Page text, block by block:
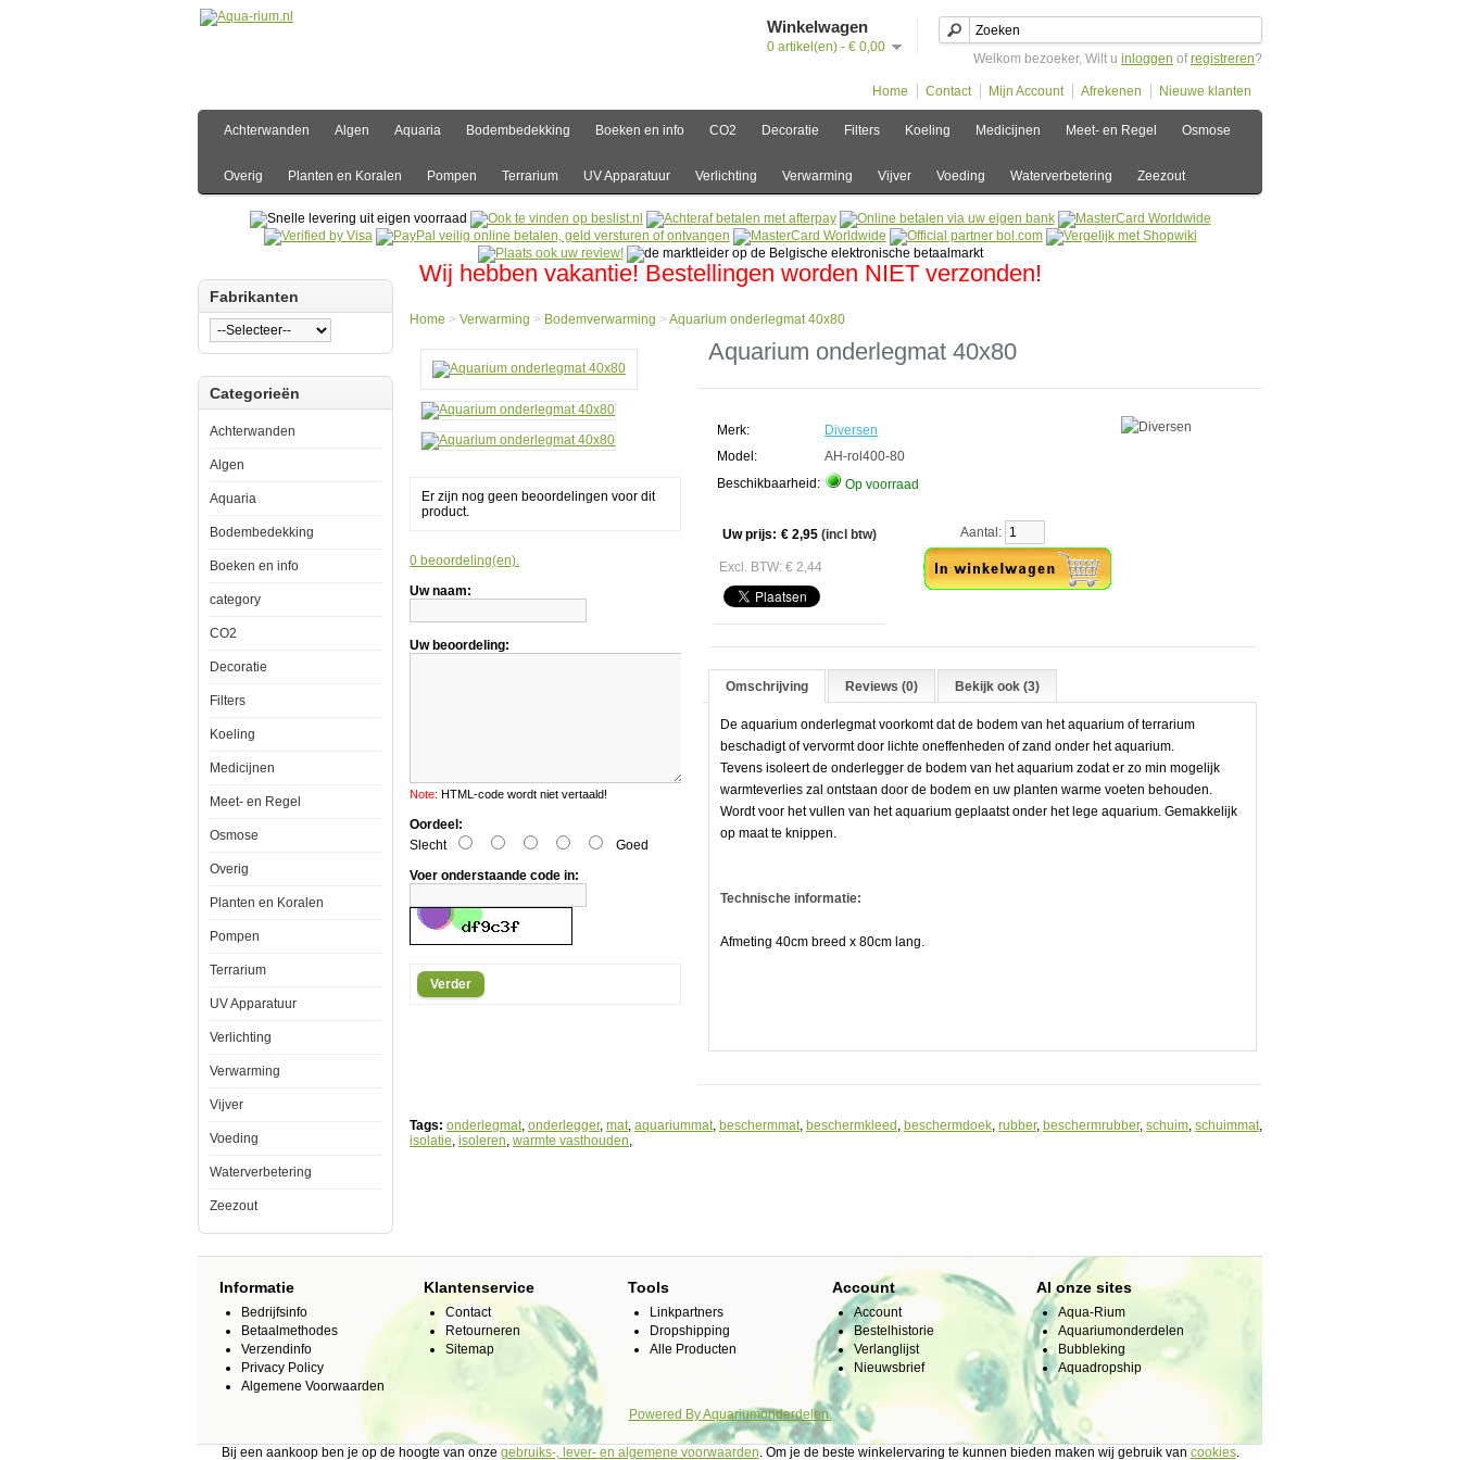
Winkelwagen
0 artikel(en) - € 0,00
Welkom bezoeker, Wilt u inloggen ofregistreren?
Home Contact Mijn Account Afrekenen Nieuwe klanten
Achterwanden Algen Aquaria Bodembedekking Boeken en info CO2 Decoratie Filters Koeling Medicijnen Meet- en Regel Osmose
Overig Planten en Koralen Pompen Terrarium UV Apparatuur Verlichting Verwarming Vijver Voeding Waterverbetering Zeezout
Wij hebben vakantie! Bestellingen worden NIET verzonden!
Fabrikanten
Categorieën
Achterwanden
Algen
Aquaria
Bodembedekking
Boeken en info
category
CO2
Decoratie
Filters
Koeling
Medicijnen
Meet- en Regel
Osmose
Overig
Planten en Koralen
Pompen
Terrarium
UV Apparatuur
Verlichting
Verwarming
Vijver
Voeding
Waterverbetering
Zeezout
Verwarming
Bodemverwarming
Aquarium
onderlegmat
40x80
40x80
De
aquarium
onderlegmat
terrarium
of
vervormt
door
lichte
oneffenheden
zand
onder
het
Tevens
isoleert
er
zo
uw
planten
warme
voeten
behouden.
het
Home > Verwarming > Bodemverwarming > Aquarium onderlegmat 40x80
Er zijn nog geen beoordelingen voor dit
product.
0 beoordeling(en).
Uw naam:
Uw beoordeling:
Note: HTML-code wordt niet vertaald!
Oordeel:
Slecht
Goed
Voer onderstaande code in:
Verder
Aquarium onderlegmat 40x80
Merk:
Diversen
Model:
AH-rol400-80
Beschikbaarheid:
Op voorraad
Uw prijs: € 2,95 (incl btw)
Excl. BTW: € 2,44
Aantal:
Omschrijving Reviews (0) Bekijk ook (3)
De aquarium onderlegmat voorkomt dat de bodem van het aquarium of terrarium
beschadigt of vervormt door lichte oneffenheden of zand onder het aquarium.
Tevens isoleert de onderlegger de bodem van het aquarium zodat er zo min mogelijk
warmteverlies zal ontstaan door de bodem en uw planten warme voeten behouden.
Wordt voor het vullen van het aquarium geplaatst onder het lege aquarium. Gemakkelijk
op maat te knippen.
Technische informatie:
Afmeting 40cm breed x 80cm lang.
Tags: onderlegmat, onderlegger, mat, aquariummat, beschermmat, beschermkleed , beschermdoek, rubber, beschermrubber, schuim, schuimmat,
isolatie, isoleren, warmte vasthouden,
Informatie
Bedrijfsinfo
Betaalmethodes
Verzendinfo
Privacy Policy
Algemene Voorwaarden
Klantenservice
Contact
Retourneren
Sitemap
Tools
Linkpartners
Dropshipping
Alle Producten
Account
Account
Bestelhistorie
Verlanglijst
Nieuwsbrief
Al onze sites
Aqua-Rium
Aquariumonderdelen
Bubbleking
Aquadropship
Powered ByAquariumonderdelen.
Bij een aankoop ben je op de hoogte van onze gebruiks-, lever- en algemene voorwaarden. Om je de beste winkelervaring te kunnen bieden maken wij gebruik van cookies.